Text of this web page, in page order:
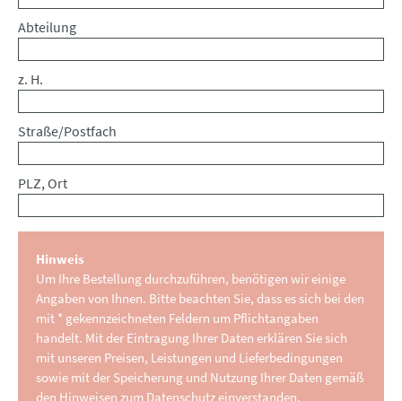
Abteilung
z. H.
Straße/Postfach
PLZ, Ort
Hinweis
Um Ihre Bestellung durchzuführen, benötigen wir einige
Angaben von Ihnen. Bitte beachten Sie, dass es sich bei den
mit * gekennzeichneten Feldern um Pflichtangaben
handelt. Mit der Eintragung Ihrer Daten erklären Sie sich
mit unseren Preisen, Leistungen und Lieferbedingungen
sowie mit der Speicherung und Nutzung Ihrer Daten gemäß
den Hinweisen zum Datenschutz einverstanden.